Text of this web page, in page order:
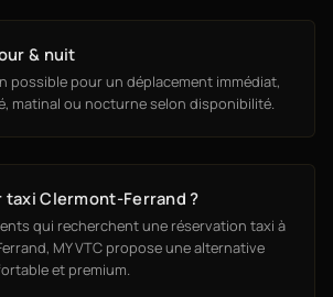
& nuit
possible pour un déplacement immédiat,
matinal ou nocturne selon disponibilité.
taxi Clermont-Ferrand ?
qui recherchent une réservation taxi à
MY VTC propose une alternative
et premium.